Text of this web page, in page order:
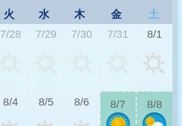
火 水 木 金
土
7/28 7/29 7/30 7/31 8/1
8/4 8/5 8/6 8/7 8/8